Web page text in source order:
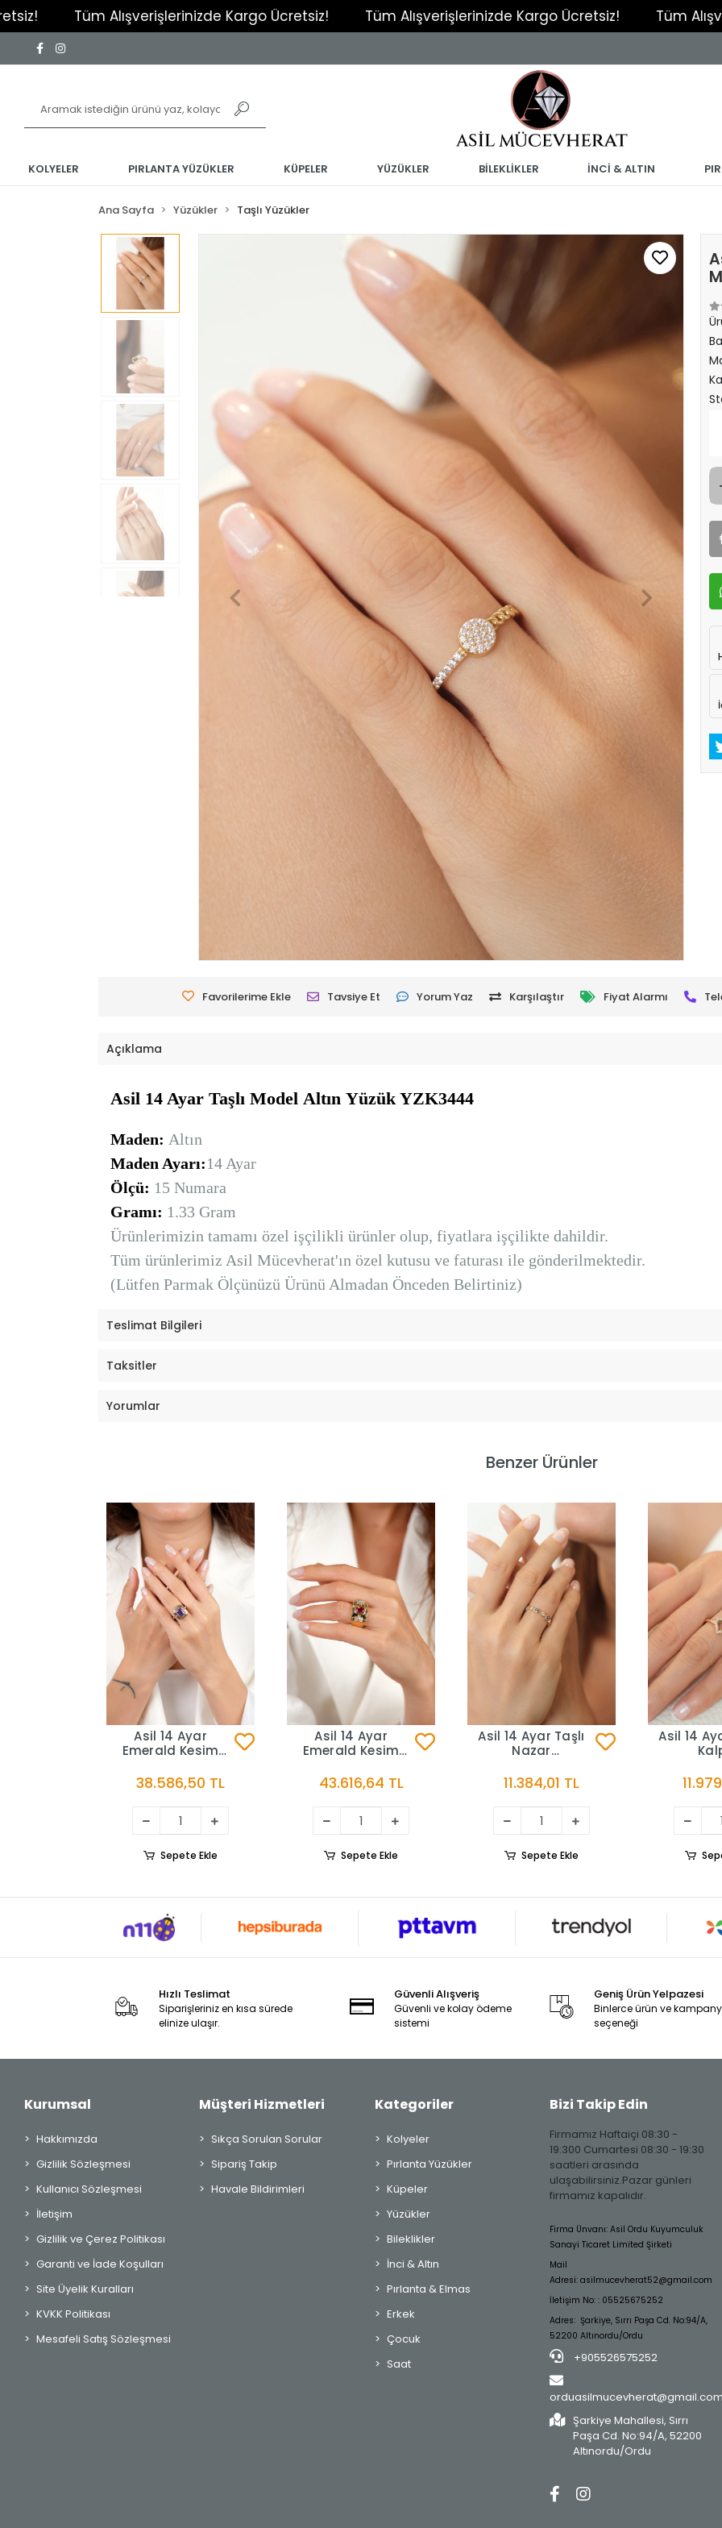
Tüm Alışverişlerinizde Kargo Ücretsiz! Tüm Alışverişlerinizde Kargo Ücretsiz! Tüm
KOLYELER PIRLANTA YÜZÜKLER KÜPELER YÜZÜKLER BİLEKLİKLER İNCİ & ALTIN
Ana Sayfa Yüzükler Taşlı Yüzükler
Favorilerime Ekle Tavsiye Et Yorum Yaz Karşılaştır Fiyat Alarmı
Açıklama
Asil 14 Ayar Taşlı Model Altın Yüzük YZK3444
Maden: Altın
Maden Ayarı:14 Ayar
Ölçü: 15 Numara
Gramı: 1.33 Gram
Ürünlerimizin tamamı özel işçilikli ürünler olup, fiyatlara işçilikte dahildir.
Tüm ürünlerimiz Asil Mücevherat'ın özel kutusu ve faturası ile gönderilmektedir.
(Lütfen Parmak Ölçünüzü Ürünü Almadan Önceden Belirtiniz)
Teslimat Bilgileri
Taksitler
Yorumlar
Benzer Ürünler
Asil 14 Ayar
Emerald Kesim
Altın Yüzük YZK3725
38.586,50 TL
Sepete Ekle
Asil 14 Ayar
Emerald Kesim
Altın Yüzük
YZK3644
43.616,64 TL
Sepete Ekle
Asil 14 Ayar Taşlı
Nazar
YZK3584
11.384,01 TL
Sepete Ekle
Asil 14
Hızlı Teslimat
Siparişleriniz en kısa sürede
elinize ulaşır.
Güvenli Alışveriş
Güvenli ve kolay ödeme
sistemi
Geniş Ürün Yelpazesi
Binlerce ürün ve
seçeneği
Kurumsal
Hakkımızda
Gizlilik Sözleşmesi
Kullanıcı Sözleşmesi
İletişim
Gizlilik ve Çerez Politikası
Garanti ve İade Koşulları
Site Üyelik Kuralları
KVKK Politikası
Mesafeli Satış Sözleşmesi
Müşteri Hizmetleri
Sıkça Sorulan Sorular
Sipariş Takip
Havale Bildirimleri
Kategoriler
Kolyeler
Pırlanta Yüzükler
Küpeler
Yüzükler
Bileklikler
İnci & Altın
Pırlanta & Elmas
Erkek
Çocuk
Saat
Bizi Takip Edin
Firmamız Haftaiçi 08:30 -
19:300 Cumartesi 08:30 - 19:30
saatleri arasında
ulaşabilirsiniz.Pazar günleri
firmamız kapalıdır.
Firma Ünvanı: Asil Ordu Kuyumculuk
Sanayi Ticaret Limited Şirketi
Mail
Adresi: asilmucevherat52@gmail.com
İletişim No: : 05525675252
Adres: Şarkiye, Sırrı Paşa Cd. No:94/A,
52200 Altınordu/Ordu
+905526575252
orduasilmucevherat@gmail.com
Şarkiye Mahallesi, Sırrı
Paşa Cd. No:94/A, 52200
Altınordu/Ordu